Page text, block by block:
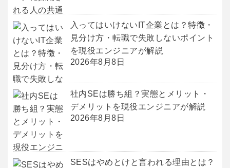
入ってはいけないIT企業とは？特徴・
見分け方・転職で失敗しないポイント
を現役エンジニアが解説
2026年8月8日
社内SEは勝ち組？実態とメリット・
デメリットを現役エンジニアが解説
2026年8月8日
SESはやめとけと言われる理由とは？